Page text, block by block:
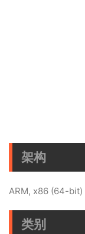
架构
ARM, x86 (64-bit)
类别